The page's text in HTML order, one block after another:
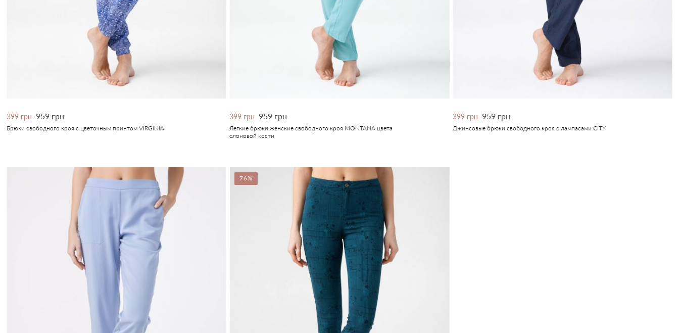
399 грн 959 грн
Брюки свободного кроя с цветочным принтом VIRGINIA
399 грн 959 грн
Легкие брюки женские свободного кроя MONTANA цвета
слоновой кости
399 грн 959 грн
Джинсовые брюки свободного кроя с лампасами CITY
76%